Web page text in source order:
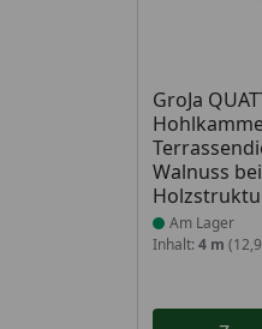
GroJa
Walnuss
Produkt am
Am Lager
Inhalt: 4 m